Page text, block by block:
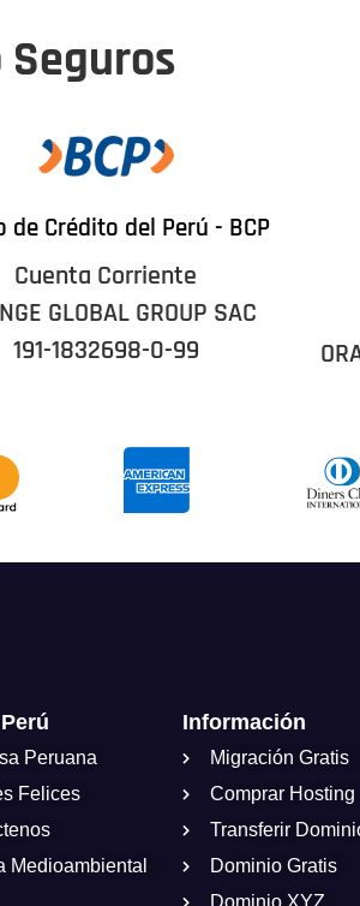
Seguros
de Crédito del Perú - BCP
Cuenta Corriente
GLOBAL GROUP SAC
191-1832698-0-99
Peruana
Felices
Medioambiental
Información
Migración Gratis
Comprar Hosting
Transferir
Dominio Gratis
Dominio XYZ